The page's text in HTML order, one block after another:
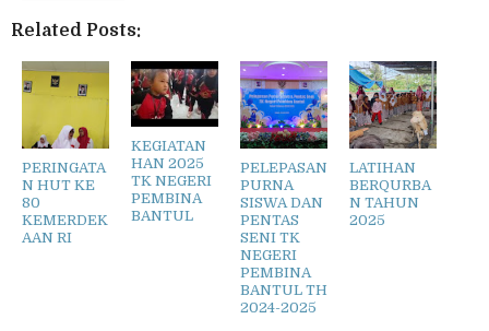
Related Posts:
PERINGATA
N HUT KE
80
KEMERDEK
AAN RI
KEGIATAN
HAN 2025
TK NEGERI
PEMBINA
BANTUL
PELEPASAN
PURNA
SISWA DAN
PENTAS
SENI TK
NEGERI
PEMBINA
BANTUL TH
2024-2025
LATIHAN
BERQURBA
N TAHUN
2025